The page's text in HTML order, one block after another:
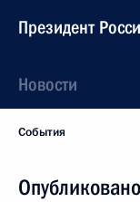
Президент
Новости
События